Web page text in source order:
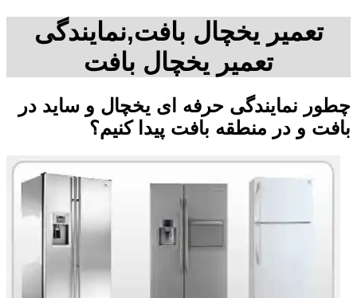
تعمیر یخچال بافت,نمایندگی
تعمیر یخچال بافت
چطور نمایندگی حرفه ای یخچال و ساید در
بافت و در منطقه بافت پیدا کنیم؟